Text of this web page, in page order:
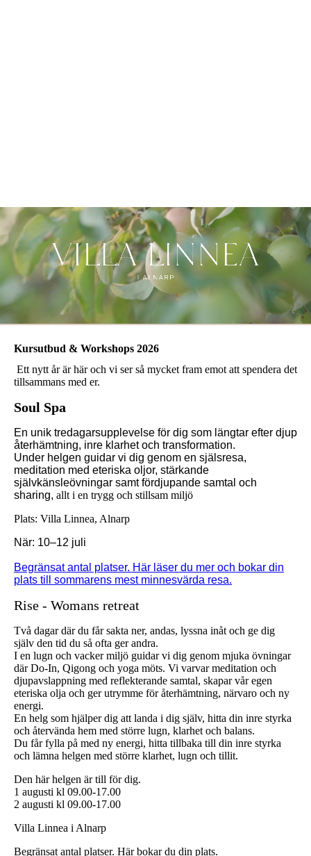
Kursutbud & Workshops 2026
Ett nytt år är här och vi ser så mycket fram emot att spendera det
tillsammans med er.
Soul Spa
En unik tredagarsupplevelse för dig som längtar efter djup
återhämtning, inre klarhet och transformation.
Under helgen guidar vi dig genom en själsresa,
meditation med eteriska oljor, stärkande
självkänsleövningar samt fördjupande samtal och
sharing, allt i en trygg och stillsam miljö
Plats: Villa Linnea, Alnarp
När: 10–12 juli
Begränsat antal platser. Här läser du mer och bokar din
plats till sommarens mest minnesvärda resa.
Rise - Womans retreat
Två dagar där du får sakta ner, andas, lyssna inåt och ge dig
själv den tid du så ofta ger andra.
I en lugn och vacker miljö guidar vi dig genom mjuka övningar
där Do-In, Qigong och yoga möts. Vi varvar meditation och
djupavslappning med reflekterande samtal, skapar vår egen
eteriska olja och ger utrymme för återhämtning, närvaro och ny
energi.
En helg som hjälper dig att landa i dig själv, hitta din inre styrka
och återvända hem med större lugn, klarhet och balans.
Du får fylla på med ny energi, hitta tillbaka till din inre styrka
och lämna helgen med större klarhet, lugn och tillit.
Den här helgen är till för dig.
1 augusti kl 09.00-17.00
2 augusti kl 09.00-17.00
Villa Linnea i Alnarp
Begränsat antal platser. Här bokar du din plats.